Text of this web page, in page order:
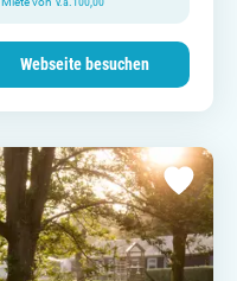
Webseite besuchen